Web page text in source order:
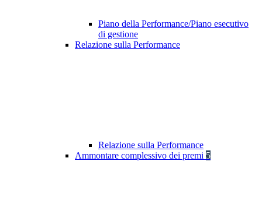
Piano della Performance/Piano esecutivo
di gestione
Relazione sulla Performance
Relazione sulla Performance
Ammontare complessivo dei premi 5